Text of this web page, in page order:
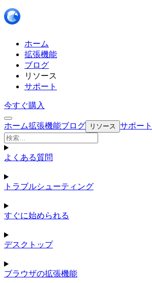
ホーム
拡張機能
ブログ
リソース
サポート
今すぐ購入
ホーム拡張機能ブログ リソース サポート
よくある質問
トラブルシューティング
すぐに始められる
デスクトップ
ブラウザの拡張機能